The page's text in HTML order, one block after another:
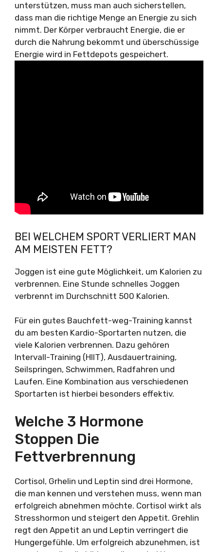
unterstützen, muss man auch sicherstellen,
dass man die richtige Menge an Energie zu sich
nimmt. Der Körper verbraucht Energie, die er
durch die Nahrung bekommt und überschüssige
Energie wird in Fettdepots gespeichert.
BEI WELCHEM SPORT VERLIERT MAN
AM MEISTEN FETT?
Joggen ist eine gute Möglichkeit, um Kalorien zu
verbrennen. Eine Stunde schnelles Joggen
verbrennt im Durchschnitt 500 Kalorien.
Für ein gutes Bauchfett-weg-Training kannst
du am besten Kardio-Sportarten nutzen, die
viele Kalorien verbrennen. Dazu gehören
Intervall-Training (HIIT), Ausdauertraining,
Seilspringen, Schwimmen, Radfahren und
Laufen. Eine Kombination aus verschiedenen
Sportarten ist hierbei besonders effektiv.
Welche 3 Hormone
Stoppen Die
Fettverbrennung
Cortisol, Grhelin und Leptin sind drei Hormone,
die man kennen und verstehen muss, wenn man
erfolgreich abnehmen möchte. Cortisol wirkt als
Stresshormon und steigert den Appetit. Grehlin
regt den Appetit an und Leptin verringert die
Hungergefühle. Um erfolgreich abzunehmen, ist